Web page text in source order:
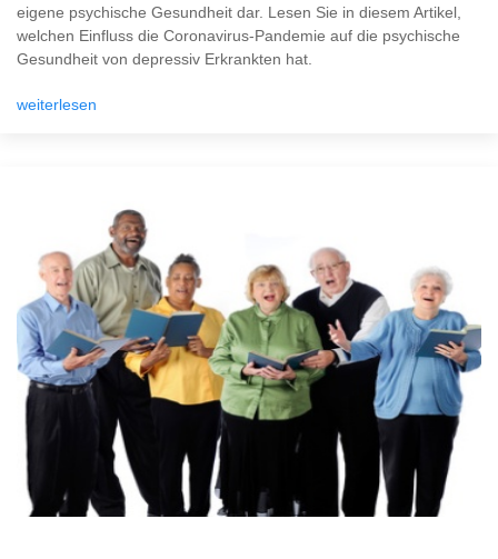
eigene psychische Gesundheit dar. Lesen Sie in diesem Artikel,
welchen Einfluss die Coronavirus-Pandemie auf die psychische
Gesundheit von depressiv Erkrankten hat.
weiterlesen